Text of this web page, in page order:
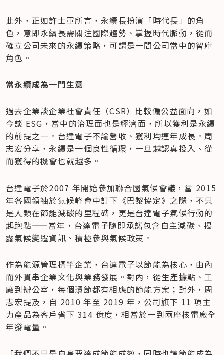
此外，正如許士軍所言，永續長扮演「時代長」的角
色，意即永續長需關注國際趨勢、掌握時代脈動，從而
確立公司未來的永續策略，可謂是一間公司當中的智庫
角色。
當永續成為一門生意
過去企業談企業社會責任（CSR）比較偏公益面向，如
今談 ESG，當中的治理面也是經濟面，所以獲利是永續
的前提之一。台達電子不論營收、獲利均連年成長。周
志宏分享，永續是一個良性循環，一旦越認真投入、從
而獲得的機會也就越多。
台達電子於2007 年開始參加聯合國氣候會議，當 2015
年各國領袖於氣候峰會中訂下《巴黎協定》之際，不只
是人類在節能減碳的里程碑，更是台達電子氣候行動的
起跑點——當年，台達電子隨即承諾包含自主減碳、揭
露氣候變遷資訊、積極參與氣候政策。
作為能源管理標竿企業，台達電子以節能為核心，由內
而外貫串企業文化與業務發展。對內，從生產據點、工
廠到辦公室，每個環節都有相應的節能方案；對外，周
志宏提及，自 2010 年至 2019 年，公司旗下 11 項主
力產品為客戶省下 314 億度，相當於一到兩座核電廠全
年發電量。